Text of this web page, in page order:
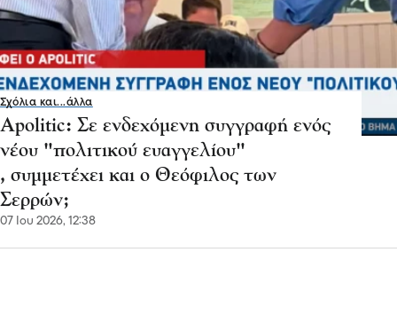
Σχόλια και...άλλα
Αpolitic: Σε ενδεχόμενη συγγραφή ενός
νέου "πολιτικού ευαγγελίου"
, συμμετέχει και ο Θεόφιλος των
Σερρών;
07 Ιου 2026, 12:38